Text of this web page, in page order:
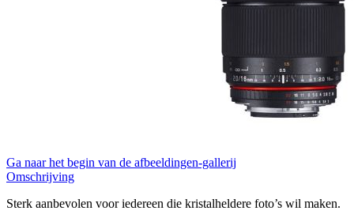
Ga naar het begin van de afbeeldingen-gallerij
Omschrijving
Sterk aanbevolen voor iedereen die kristalheldere foto’s wil maken.